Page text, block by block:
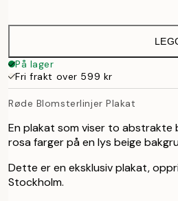
50x70 cm
På lager
Fri frakt over 599 kr
Røde Blomsterlinjer Plakat
En plakat som viser to
rosa farger på en lys beige
Dette er en eksklusiv plakat,
Stockholm.